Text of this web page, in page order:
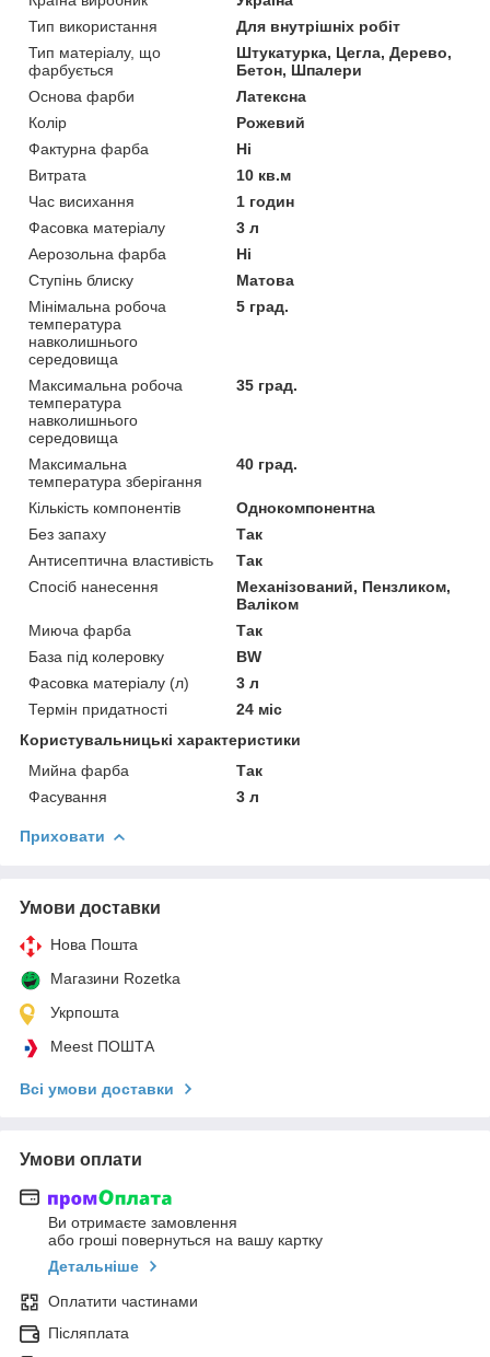
Тип використання
Для внутрішніх робіт
Тип матеріалу, що
фарбується
Штукатурка, Цегла, Дерево,
Бетон, Шпалери
Основа фарби
Латексна
Колір
Рожевий
Фактурна фарба
Ні
Витрата
10 кв.м
Час висихання
1 годин
Фасовка матеріалу
3 л
Аерозольна фарба
Ні
Ступінь блиску
Матова
Мінімальна робоча
температура
навколишнього
середовища
5 град.
Максимальна робоча
температура
навколишнього
середовища
35 град.
Максимальна
температура зберігання
40 град.
Кількість компонентів
Однокомпонентна
Без запаху
Так
Антисептична властивість
Так
Спосіб нанесення
Механізований, Пензликом,
Валіком
Миюча фарба
Так
База під колеровку
BW
Фасовка матеріалу (л)
3 л
Термін придатності
24 міс
Користувальницькі характеристики
Мийна фарба
Так
Фасування
3 л
Приховати
Умови доставки
Нова Пошта
Магазини Rozetka
Укрпошта
Meest ПОШТА
Всі умови доставки
Умови оплати
Ви отримаєте замовлення
або гроші повернуться на вашу картку
Детальніше
Оплатити частинами
Післяплата